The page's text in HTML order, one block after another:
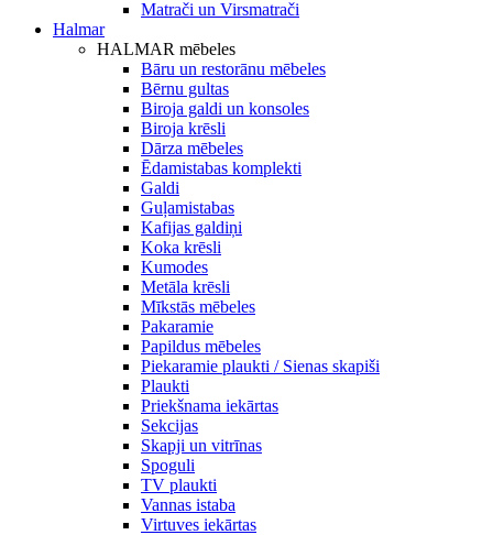
Matrači un Virsmatrači
Halmar
HALMAR mēbeles
Bāru un restorānu mēbeles
Bērnu gultas
Biroja galdi un konsoles
Biroja krēsli
Dārza mēbeles
Ēdamistabas komplekti
Galdi
Guļamistabas
Kafijas galdiņi
Koka krēsli
Kumodes
Metāla krēsli
Mīkstās mēbeles
Pakaramie
Papildus mēbeles
Piekaramie plaukti / Sienas skapiši
Plaukti
Priekšnama iekārtas
Sekcijas
Skapji un vitrīnas
Spoguli
TV plaukti
Vannas istaba
Virtuves iekārtas